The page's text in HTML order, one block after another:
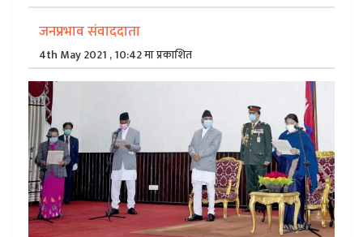
जनप्रभाव संवाददाता
4th May 2021 , 10:42 मा प्रकाशित